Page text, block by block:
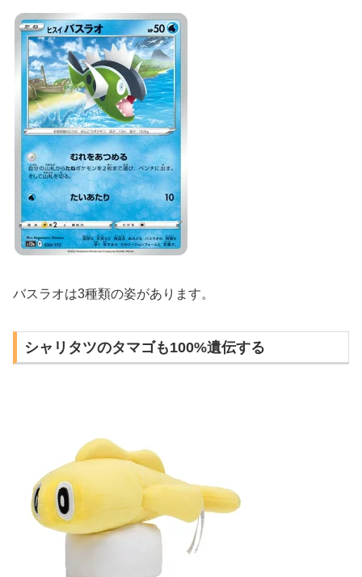
バスラオは3種類の姿があります。
シャリタツのタマゴも100%遺伝する